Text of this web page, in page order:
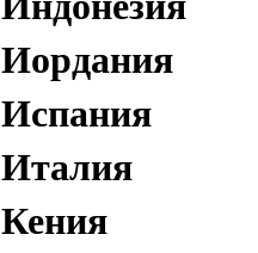
Иордания
Испания
Италия
Кения